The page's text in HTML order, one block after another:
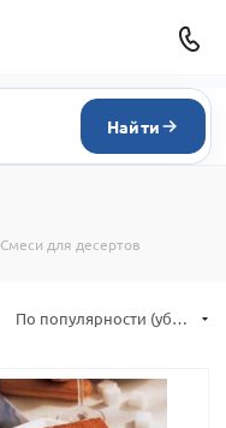
Найти
Смеси для десертов
По популярности (убывание)